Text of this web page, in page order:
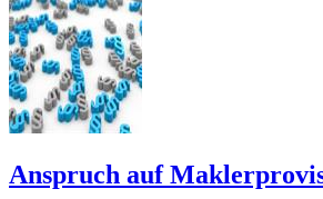
Anspruch auf